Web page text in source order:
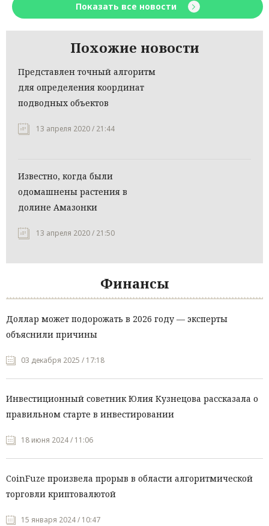
Показать все новости
Похожие новости
Представлен точный алгоритм
для определения координат
подводных объектов
13 апреля 2020 / 21:44
Известно, когда были
одомашнены растения в
долине Амазонки
13 апреля 2020 / 21:50
Финансы
Доллар может подорожать в 2026 году — эксперты
объяснили причины
03 декабря 2025 / 17:18
Инвестиционный советник Юлия Кузнецова рассказала о
правильном старте в инвестировании
18 июня 2024 / 11:06
CoinFuze произвела прорыв в области алгоритмической
торговли криптовалютой
15 января 2024 / 10:47